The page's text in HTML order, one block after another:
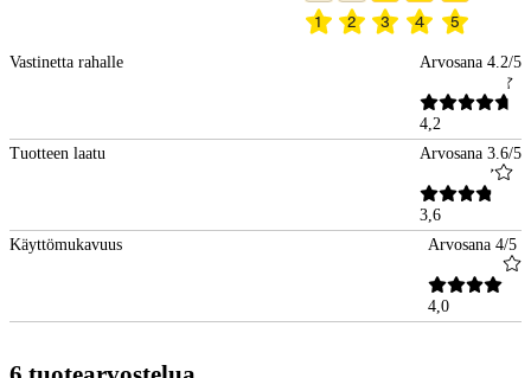
1 2 3 4 5
Vastinetta rahalle Arvosana 4.2/5
4,2
Tuotteen laatu
Arvosana 3.6/5
3,6
Käyttömukavuus
Arvosana 4/5
4,0